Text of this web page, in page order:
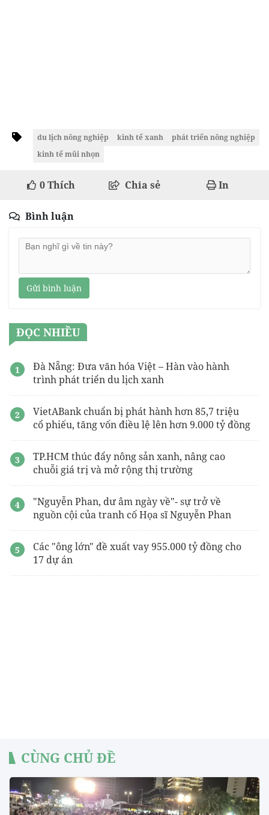
du lịch nông nghiệp kinh tế xanh
phát triển nông nghiệp
kinh tế mũi nhọn
0Thích Chia sẻ In
Bình luận
Gửi bình luận
ĐỌC NHIỀU
Đà Nẵng: Đưa văn hóa Việt – Hàn vào hành
trình phát triển du lịch xanh
VietABank chuẩn bị phát hành hơn 85,7 triệu
cổ phiếu, tăng vốn điều lệ lên hơn 9.000 tỷ đồng
TP.HCM thúc đẩy nông sản xanh, nâng cao
chuỗi giá trị và mở rộng thị trường
"Nguyễn Phan, dư âm ngày về"- sự trở về
nguồn cội của tranh cố Họa sĩ Nguyễn Phan
Các "ông lớn" đề xuất vay 955.000 tỷ đồng cho
17 dự án
CÙNG CHỦ ĐỀ